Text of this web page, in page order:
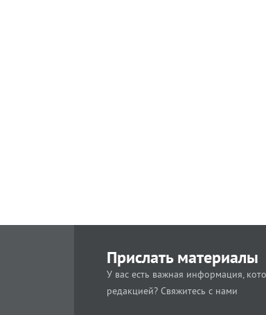
Прислать материалы
У вас есть важная информация,
редакцией? Свяжитесь с нами